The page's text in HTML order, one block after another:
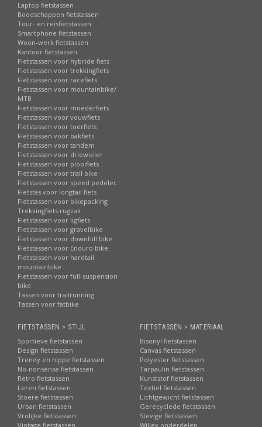
Laptop fietstassen
Boodschappen fietstassen
Tour- en reisfietstassen
Smartphone fietstassen
Woon-werk fietstassen
Kantoor fietstassen
Fietstassen voor hybride fiets
Fietstassen voor trekkingfiets
Fietstassen voor racefiets
Fietstassen voor mountainbike/
MTB
Fietstassen voor moederfiets
Fietstassen voor vouwfiets
Fietstassen voor toerfiets
Fietstassen voor bakfiets
Fietstassen voor tandem
Fietstassen voor driewieler
Fietstassen voor plooifiets
Fietstassen voor trail bike
Fietstassen voor speed pedelec
Fietstas voor longtail fiets
Fietstassen voor bikepacking
Trekkingfiets rugzak
Fietstassen voor ligfiets
Fietstassen voor gravelbike
Fietstassen voor downhill bike
Fietstassen voor Enduro bike
Fietstassen voor hardtail
mountainbike
Fietstassen voor full-suspension
bike
Tassen voor trailrunning
Tassen voor fatbike
FIETSTASSEN > STIJL
Sportieve fietstassen
Design fietstassen
Trendy en hippe fietstassen
No-nonsense fietstassen
Retro fietstassen
Leren fietstassen
Stoere fietstassen
Urban fietstassen
Vrolijke fietstassen
Vintage fietstassen
FIETSTASSEN > MATERIAAL
Bisonyl fietstassen
Canvas fietstassen
Polyester fietstassen
Tarpaulin fietstassen
Kunststof fietstassen
Textiel fietstassen
Lichtgewicht fietstassen
Gerecyclede fietstassen
Stevige fietstassen
Willex onderdelen